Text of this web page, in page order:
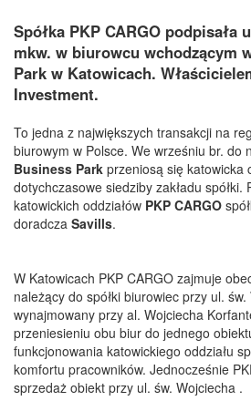
Spółka PKP CARGO podpisała
mkw. w biurowcu wchodzącym
Park w Katowicach.
Investment.
To jedna z największych transakcji na
biurowym w Polsce. We wrześniu br. do
Business Park przeniosą się katowicka
dotychczasowe siedziby zakładu spółki.
katowickich oddziałów PKP CARGO
doradcza Savills.
W Katowicach PKP CARGO zajmuje
należący do spółki biurowiec przy ul.
wynajmowany przy al. Wojciecha
przeniesieniu obu biur do jednego
funkcjonowania katowickiego oddziału
komfortu pracowników. Jednocześnie
sprzedaż obiekt przy ul. św. Wojciecha .